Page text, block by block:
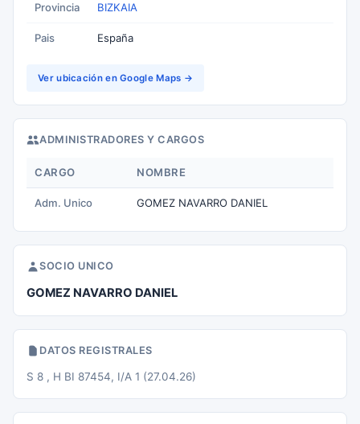
Provincia BIZKAIA
Pais España
Ver ubicación en Google Maps →
ADMINISTRADORES Y CARGOS
CARGO NOMBRE
Adm. Unico GOMEZ NAVARRO DANIEL
SOCIO UNICO
GOMEZ NAVARRO DANIEL
DATOS REGISTRALES
S 8 , H BI 87454, I/A 1 (27.04.26)